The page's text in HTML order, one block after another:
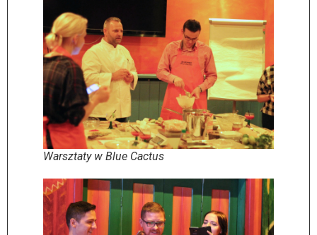
Warsztaty w Blue Cactus